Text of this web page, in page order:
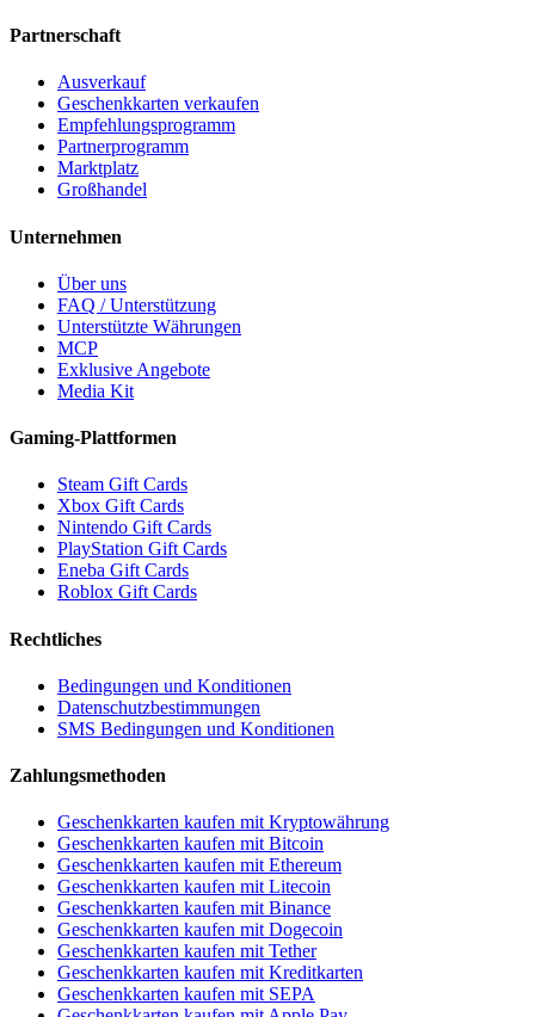
Partnerschaft
Ausverkauf
Geschenkkarten verkaufen
Empfehlungsprogramm
Partnerprogramm
Marktplatz
Großhandel
Unternehmen
Über uns
FAQ / Unterstützung
Unterstützte Währungen
MCP
Exklusive Angebote
Media Kit
Gaming-Plattformen
Steam Gift Cards
Xbox Gift Cards
Nintendo Gift Cards
PlayStation Gift Cards
Eneba Gift Cards
Roblox Gift Cards
Rechtliches
Bedingungen und Konditionen
Datenschutzbestimmungen
SMS Bedingungen und Konditionen
Zahlungsmethoden
Geschenkkarten kaufen mit Kryptowährung
Geschenkkarten kaufen mit Bitcoin
Geschenkkarten kaufen mit Ethereum
Geschenkkarten kaufen mit Litecoin
Geschenkkarten kaufen mit Binance
Geschenkkarten kaufen mit Dogecoin
Geschenkkarten kaufen mit Tether
Geschenkkarten kaufen mit Kreditkarten
Geschenkkarten kaufen mit SEPA